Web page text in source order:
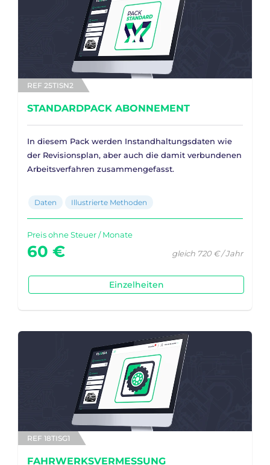
REF 25TISN2
STANDARDPACK ABONNEMENT
In diesem Pack werden Instandhaltungsdaten wie
der Revisionsplan, aber auch die damit verbundenen
Arbeitsverfahren zusammengefasst.
Daten Illustrierte Methoden
Preis ohne Steuer / Monate
60 € gleich 720 € / Jahr
Einzelheiten
REF 18TISG1
FAHRWERKSVERMESSUNG